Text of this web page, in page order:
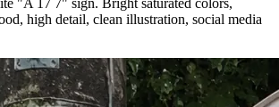
high detail, clean illustration, social media